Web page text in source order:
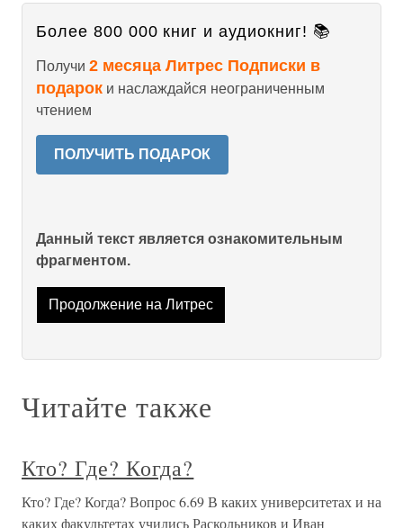
Более 800 000 книг и аудиокниг! 📚
Получи 2 месяца Литрес Подписки в
подарок и наслаждайся неограниченным
чтением
ПОЛУЧИТЬ ПОДАРОК
Данный текст является ознакомительным
фрагментом.
Продолжение на Литрес
Читайте также
Кто? Где? Когда?
Кто? Где? Когда? Вопрос 6.69 В каких университетах и на
каких факультетах учились Раскольников и Иван